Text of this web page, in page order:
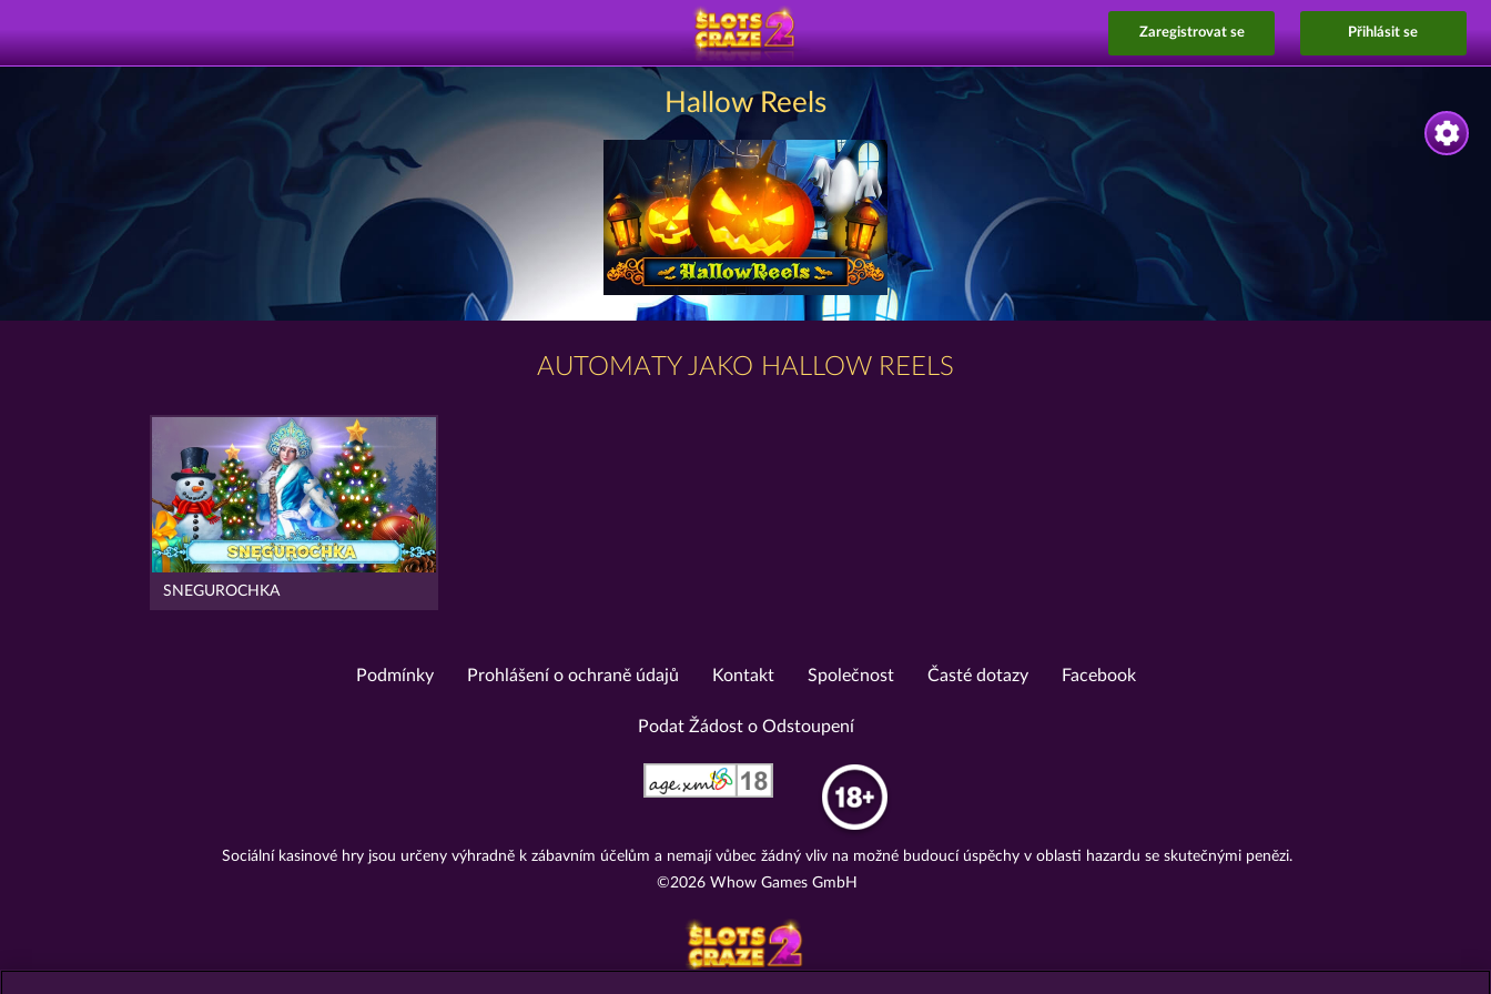
Zaregistrovat se Přihlásit se
Hallow Reels
AUTOMATY JAKO HALLOW REELS
SNEGUROCHKA
Podmínky Prohlášení o ochraně údajů Kontakt Společnost Časté dotazy Facebook
Podat Žádost o Odstoupení
Sociální kasinové hry jsou určeny výhradně k zábavním účelům a nemají vůbec žádný vliv na možné budoucí úspěchy v oblasti hazardu se skutečnými penězi.
©2026 Whow Games GmbH